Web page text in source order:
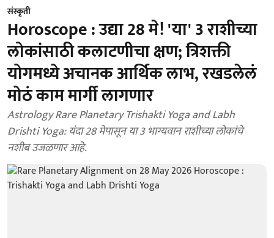
संस्कृती
Horoscope : उद्या 28 मे! 'या' 3 राशीच्या
लोकांसाठी कलाटणीचा क्षण; त्रिशक्ती
योगमध्ये अचानक आर्थिक लाभ, रखडलेलं
मोठं काम मार्गी लागणार
Astrology Rare Planetary Trishakti Yoga and Labh
Drishti Yoga: यंदा 28 मेपासून या 3 भाग्यवान राशीच्या लोकांचे
नशीब उजळणार आहे.